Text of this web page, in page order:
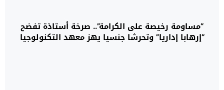
“مساومة رخيصة على الكرامة”.. صرخة أستاذة تفضح
“إرهابا إداريا” وتحرشا جنسيا يهز معهد التكنولوجيا